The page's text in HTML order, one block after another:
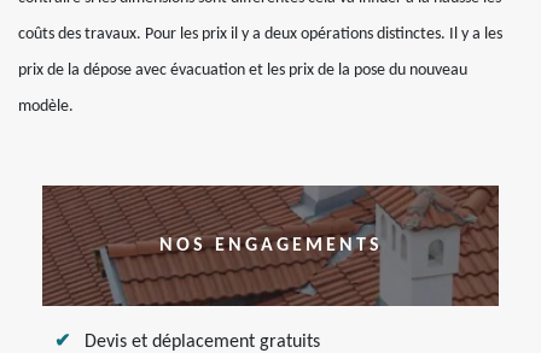
coûts des travaux. Pour les prix il y a deux opérations distinctes. Il y a les
prix de la dépose avec évacuation et les prix de la pose du nouveau
modèle.
NOS ENGAGEMENTS
Devis et déplacement gratuits